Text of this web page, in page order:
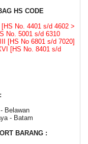
HS CODE
No. 4401 s/d 4602 >
No. 5001 s/d 6310
[HS No 6801 s/d 7020]
[HS No. 8401 s/d
Belawan
- Batam
BARANG :